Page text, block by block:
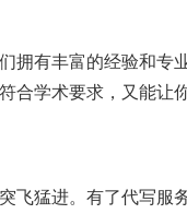
拥有丰富的经验和专
合学术要求，又能让
飞猛进。有了代写服